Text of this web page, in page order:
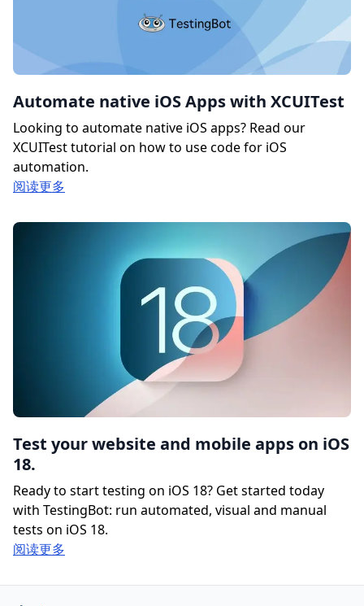
Automate native iOS Apps with XCUITest
Looking to automate native iOS apps? Read our
XCUITest tutorial on how to use code for iOS
automation.
阅读更多
Test your website and mobile apps on iOS
18.
Ready to start testing on iOS 18? Get started today
with TestingBot: run automated, visual and manual
tests on iOS 18.
阅读更多